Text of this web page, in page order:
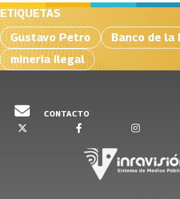
ETIQUETAS
Gustavo Petro
Banco de la
mineria ilegal
CONTACTO